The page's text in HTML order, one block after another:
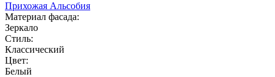
Прихожая Альсобия
Материал фасада:
Зеркало
Стиль:
Классический
Цвет:
Белый